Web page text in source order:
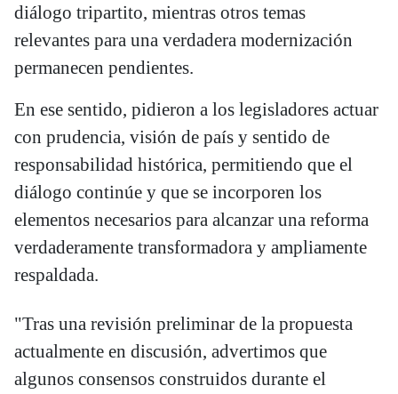
diálogo tripartito, mientras otros temas
relevantes para una verdadera modernización
permanecen pendientes.
En ese sentido, pidieron a los legisladores actuar
con prudencia, visión de país y sentido de
responsabilidad histórica, permitiendo que el
diálogo continúe y que se incorporen los
elementos necesarios para alcanzar una reforma
verdaderamente transformadora y ampliamente
respaldada.
"Tras una revisión preliminar de la propuesta
actualmente en discusión, advertimos que
algunos consensos construidos durante el